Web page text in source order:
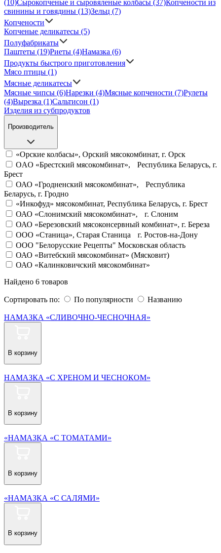
(10)Сырокопченые и сыровяленые колбасы (37)Копчености из
свинины и говядины (13)Зельц (7)
Копчености
Копченые деликатесы (5)
Полуфабрикаты
Паштеты (19)Риеты (4)Намазка (6)
Продукты быстрого приготовления
Мясо птицы (1)
Мясные деликатесы
Мясные чипсы (6)Нарезки (4)Мясные копчености (7)Рулеты
(4)Вырезка (1)Сальтисон (1)
Изделия из субпродуктов
Производитель
«Орские колбасы», Орский мясокомбинат, г. Орск
OAO «Брестский мясокомбинат», Республика Беларусь, г.
Брест
ОАО «Гродненский мясокомбинат», Республика
Беларусь, г. Гродно
«Инкофуд» мясокомбинат, Республика Беларусь, г. Брест
ОАО «Слонимский мясокомбинат», г. Слоним
ОАО «Березовский мясоконсервный комбинат», г. Береза
OOO «Станица», Старая Станица г. Ростов-на-Дону
ООО "Белорусские Рецепты" Московская область
ОАО «Витебский мясокомбинат» (Мясковит)
ОАО «Калинковичский мясокомбинат»
Найдено 6 товаров
Сортировать по: По популярности Названию
НАМАЗКА «СЛИВОЧНО-ЧЕСНОЧНАЯ»
В корзину
НАМАЗКА «С ХРЕНОМ И ЧЕСНОКОМ»
В корзину
«НАМАЗКА «С ТОМАТАМИ»
В корзину
«НАМАЗКА «С САЛЯМИ»
В корзину